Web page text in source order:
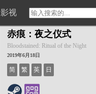
影视
赤痕：夜之仪式
Bloodstained: Ritual of the Night
2019年6月18日
简 繁 英 日